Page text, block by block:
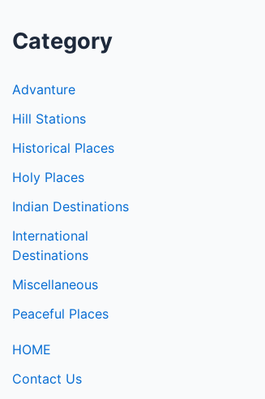
Category
Advanture
Hill Stations
Historical Places
Holy Places
Indian Destinations
International
Destinations
Miscellaneous
Peaceful Places
HOME
Contact Us